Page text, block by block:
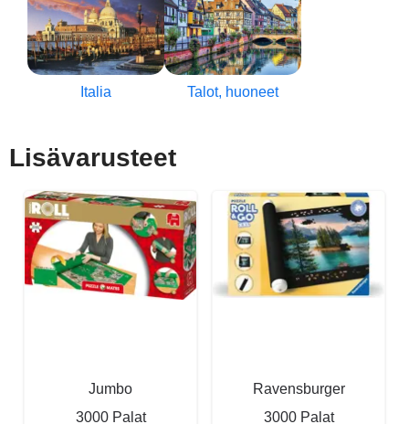
Italia Talot, huoneet
Lisävarusteet
Jumbo
3000 Palat
Ravensburger
3000 Palat